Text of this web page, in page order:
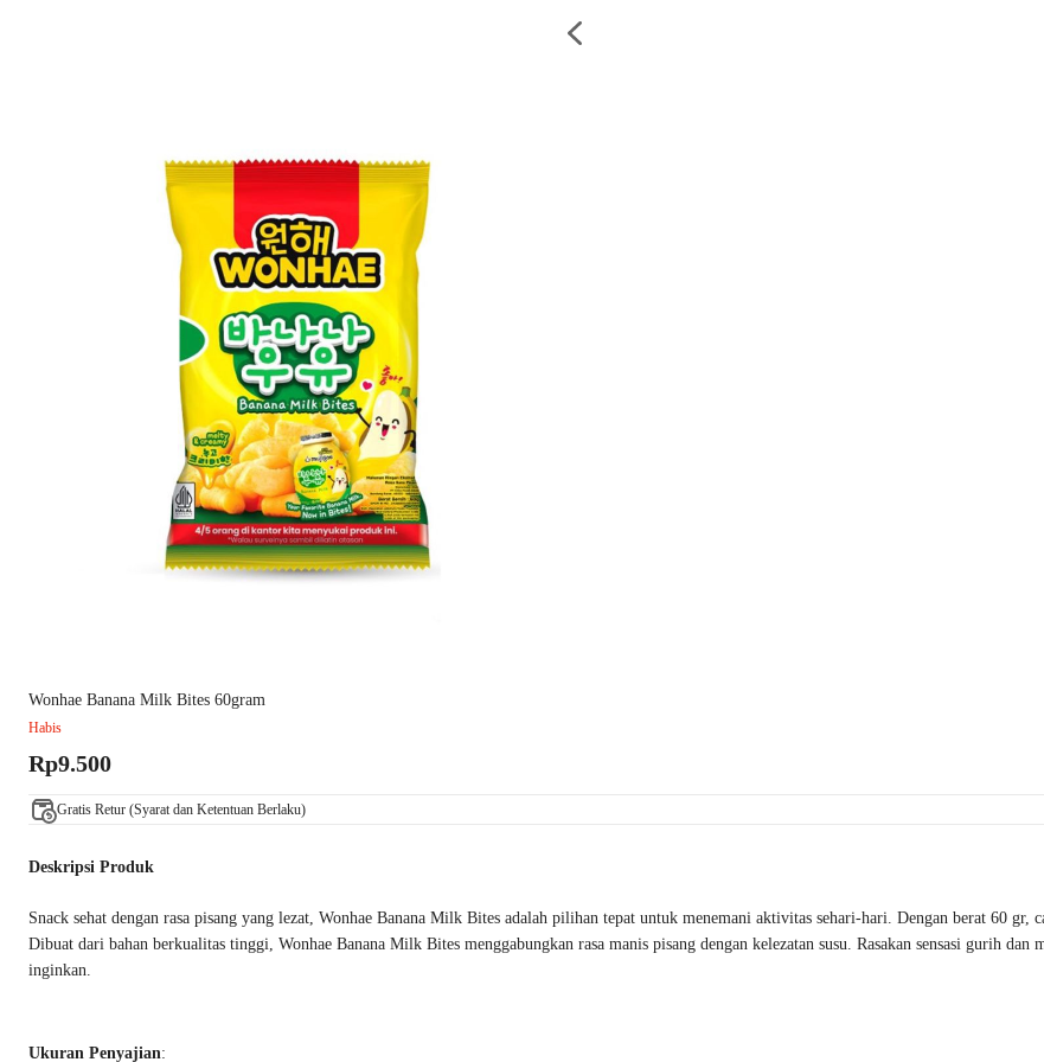
Wonhae Banana Milk Bites 60gram
Habis
Rp9.500
Gratis Retur (Syarat dan Ketentuan Berlaku)
Deskripsi Produk
Snack sehat dengan rasa pisang yang lezat, Wonhae Banana Milk Bites adalah pilihan tepat untuk menemani aktivitas sehari-hari. Dengan berat 60
Dibuat dari bahan berkualitas tinggi, Wonhae Banana Milk Bites menggabungkan rasa manis pisang dengan kelezatan susu. Rasakan sensasi gurih
inginkan.
Ukuran Penyajian: